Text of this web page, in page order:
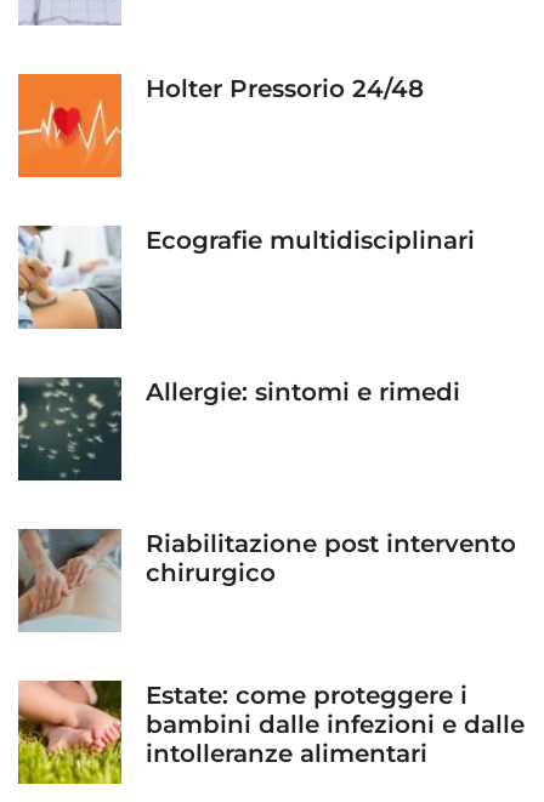
Holter Pressorio 24/48
Ecografie multidisciplinari
Allergie: sintomi e rimedi
Riabilitazione post intervento
chirurgico
Estate: come proteggere i
bambini dalle infezioni e dalle
intolleranze alimentari